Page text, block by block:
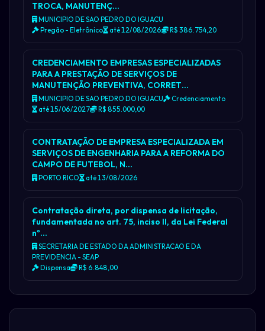
TROCA, MANUTENÇ…
MUNICIPIO DE SAO PEDRO DO IGUACU
Pregão - Eletrônico até 12/08/2026 R$ 386.754,20
CREDENCIAMENTO EMPRESAS ESPECIALIZADAS
PARA A PRESTAÇÃO DE SERVIÇOS DE
MANUTENÇÃO PREVENTIVA, CORRET…
MUNICIPIO DE SAO PEDRO DO IGUACU
Credenciamento
até 15/06/2027
R$ 855.000,00
CONTRATAÇÃO DE EMPRESA ESPECIALIZADA EM
SERVIÇOS DE ENGENHARIA PARA A REFORMA DO
CAMPO DE FUTEBOL, N…
PORTO RICO até 13/08/2026
Contratação direta, por dispensa de licitação,
fundamentada no art. 75, inciso II, da Lei Federal
nº…
SECRETARIA DE ESTADO DA ADMINISTRACAO E DA
PREVIDENCIA - SEAP
Dispensa
R$ 6.848,00